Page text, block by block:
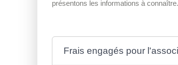
présentons les informations à connaître.
Frais engagés pour